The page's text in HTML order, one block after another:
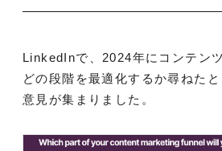
LinkedInで、2024年にコンテン
どの段階を最適化するか尋ねた
意見が集まりました。